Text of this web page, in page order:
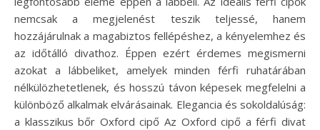
nemcsak a megjelenést teszik teljessé, hanem
hozzájárulnak a magabiztos fellépéshez, a kényelemhez és
az időtálló divathoz. Éppen ezért érdemes megismerni
azokat a lábbeliket, amelyek minden férfi ruhatárában
nélkülözhetetlenek, és hosszú távon képesek megfelelni a
különböző alkalmak elvárásainak. Elegancia és sokoldalúság:
a klasszikus bőr Oxford cipő Az Oxford cipő a férfi divat